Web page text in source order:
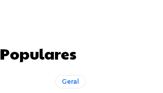
Populares
Geral